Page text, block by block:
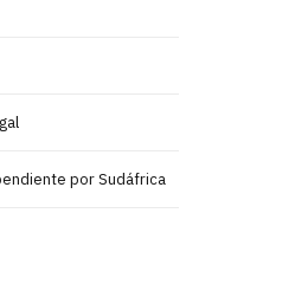
por Sudáfrica